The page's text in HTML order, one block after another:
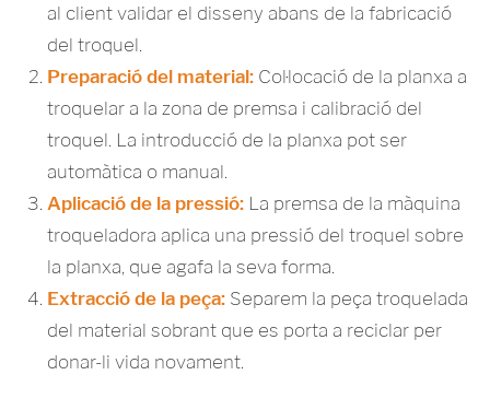
al client validar el disseny abans de la fabricació
del troquel.
Preparació del material: Col·locació de la planxa a
troquelar a la zona de premsa i calibració del
troquel. La introducció de la planxa pot ser
automàtica o manual.
Aplicació de la pressió: La premsa de la màquina
troqueladora aplica una pressió del troquel sobre
la planxa, que agafa la seva forma.
Extracció de la peça: Separem la peça troquelada
del material sobrant que es porta a reciclar per
donar-li vida novament.